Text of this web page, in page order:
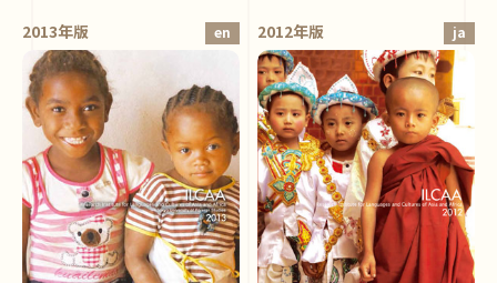
2013年版 en 2012年版 ja